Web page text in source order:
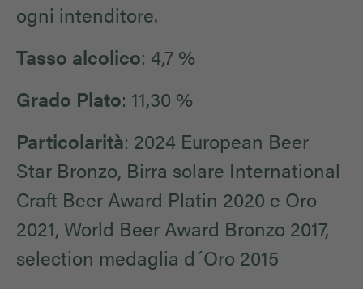
ogni intenditore.
Tasso alcolico: 4,7 %
Grado Plato: 11,30 %
Particolarità: 2024 European Beer
Star Bronzo, Birra solare International
Craft Beer Award Platin 2020 e Oro
2021, World Beer Award Bronzo 2017,
selection medaglia d´Oro 2015